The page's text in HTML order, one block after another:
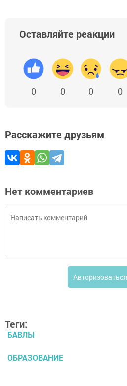
Оставляйте реакции
0 0 0 0
Расскажите друзьям
Нет комментариев
Авторизоваться
Теги:
БАВЛЫ
ОБРАЗОВАНИЕ